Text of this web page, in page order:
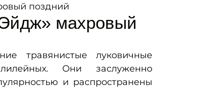
поздний
махровый
травянистые луковичные
Они заслуженно
и распространены